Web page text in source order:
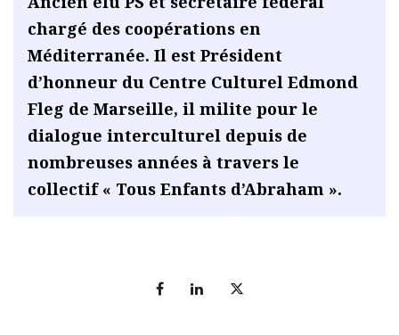
chargé des coopérations en
Méditerranée. Il est Président
d’honneur du Centre Culturel Edmond
Fleg de Marseille, il milite pour le
dialogue interculturel depuis de
nombreuses années à travers le
collectif « Tous Enfants d’Abraham ».